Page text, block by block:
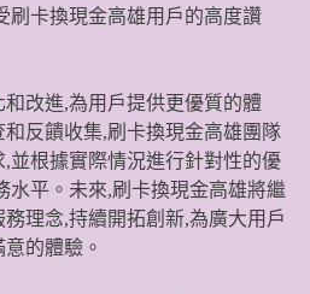
刷卡換現金高雄用戶的高度讚
改進,為用戶提供更優質的體
反饋收集,刷卡換現金高雄團隊
並根據實際情況進行針對性的優
水平。未來,刷卡換現金高雄將繼
理念,持續開拓創新,為廣大用戶
的體驗。